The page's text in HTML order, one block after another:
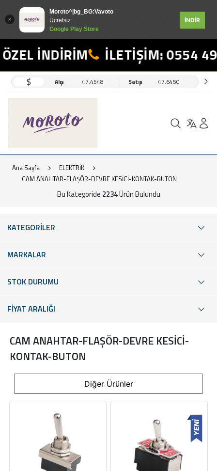
Moroto^|bg_BG:Vavoto
Ücretsiz
Google Play Store
İNDİR
İNDİRİM İLETİŞİM: 0554 498
$ Alış 47,4548 Satış 47,6450
Ana Sayfa
ELEKTRİK
CAM ANAHTAR-FLAŞÖR-DEVRE KESİCİ-KONTAK-BUTON
Bu Kategoride 2234Ürün Bulundu
KATEGORİLER
MARKALAR
STOK DURUMU
FİYAT ARALIĞI
CAM ANAHTAR-FLAŞÖR-DEVRE KESİCİ-
KONTAK-BUTON
Diğer Ürünler